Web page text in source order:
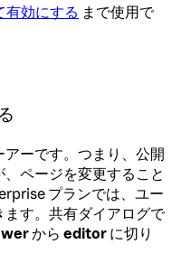
有効にする まで使用で
ーです。つまり、公開
ページを変更すること
プランでは、ユー
す。共有ダイアログで
から editor に切り